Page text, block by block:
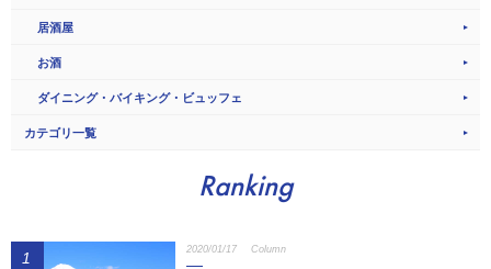
居酒屋
お酒
ダイニング・バイキング・ビュッフェ
カテゴリ一覧
Ranking
1 2020/01/17 Column